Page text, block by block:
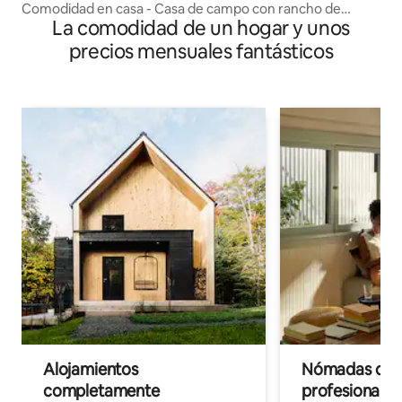
Comodidad en casa - Casa de campo con rancho de
caballosLa comodidad de un hogar y unos
precios mensuales fantásticos
Alojamientos
completamente
Nómadas